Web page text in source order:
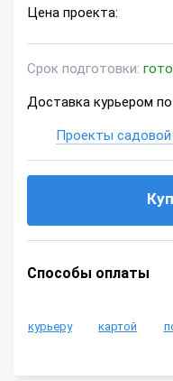
Цена проекта:
Срок подготовки:
Доставка курьером
Проекты садовой
Способы оплаты
курьеру картой